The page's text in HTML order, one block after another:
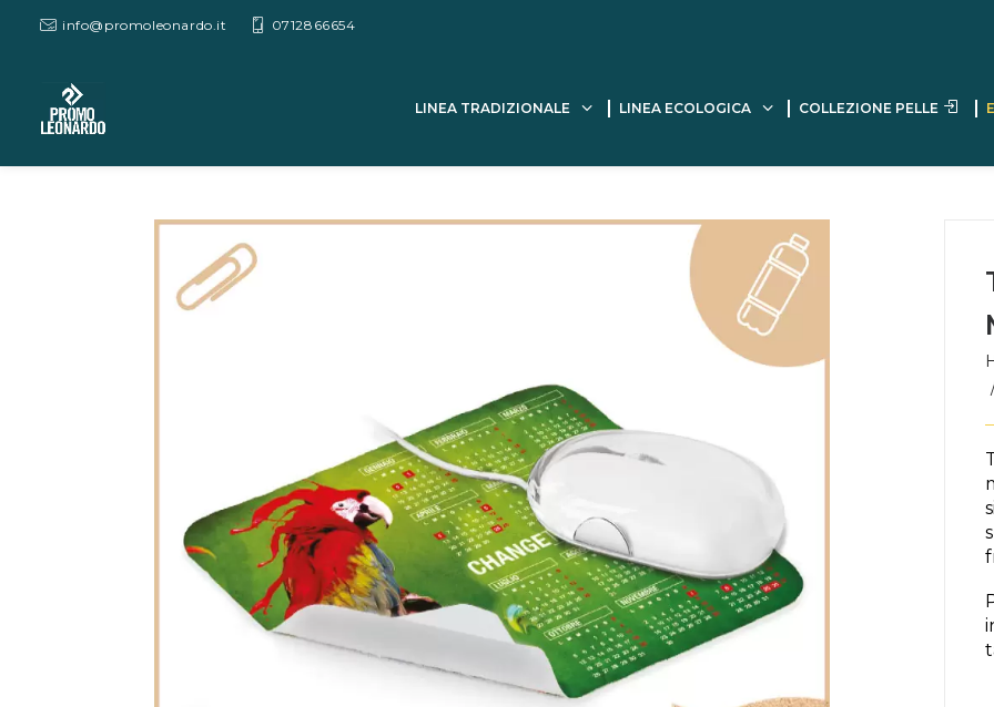
info@promoleonardo.it 0712866654
LINEA TRADIZIONALE LINEA ECOLOGICA COLLEZIONE PELLE